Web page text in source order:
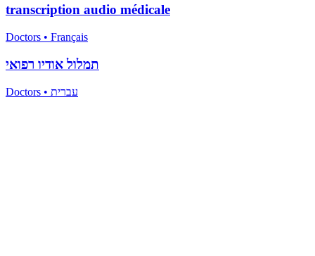
transcription audio médicale
Doctors • Français
תמלול אודיו רפואי
Doctors • עברית